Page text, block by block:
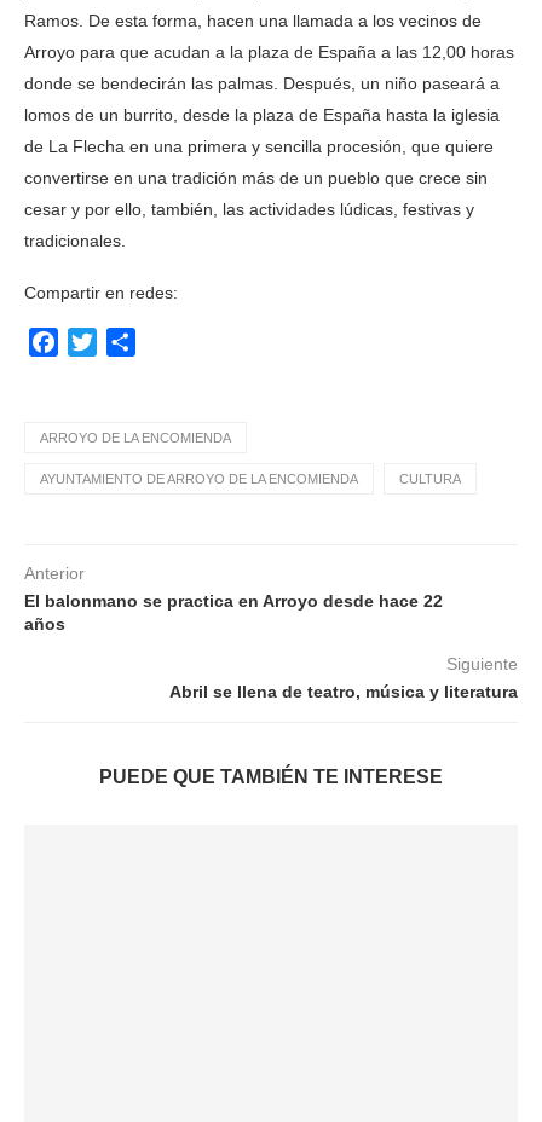
Ramos. De esta forma, hacen una llamada a los vecinos de
Arroyo para que acudan a la plaza de España a las 12,00 horas
donde se bendecirán las palmas. Después, un niño paseará a
lomos de un burrito, desde la plaza de España hasta la iglesia
de La Flecha en una primera y sencilla procesión, que quiere
convertirse en una tradición más de un pueblo que crece sin
cesar y por ello, también, las actividades lúdicas, festivas y
tradicionales.
Compartir en redes:
Facebook
Twitter
ARROYO DE LA ENCOMIENDA
AYUNTAMIENTO DE ARROYO DE LA ENCOMIENDA CULTURA
Anterior
El balonmano se practica en Arroyo desde hace 22
años
Siguiente
Abril se llena de teatro, música y literatura
PUEDE QUE TAMBIÉN TE INTERESE